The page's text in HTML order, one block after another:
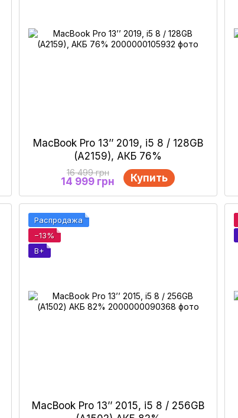
MacBook Pro 13’’ 2019, i5 8 / 128GB
(A2159), АКБ 76%
16 499 грн
14 999 грн Купить
Распродажа
−13%
B+
MacBook Pro 13’’ 2015, i5 8 / 256GB